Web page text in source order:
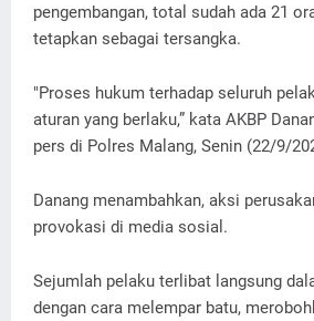
pengembangan, total sudah ada 21
tetapkan sebagai tersangka.
"Proses hukum terhadap seluruh
aturan yang berlaku,” kata AKBP
pers di Polres Malang, Senin (22/9/
Danang menambahkan, aksi
provokasi di media sosial.
Sejumlah pelaku terlibat langsung
dengan cara melempar batu,